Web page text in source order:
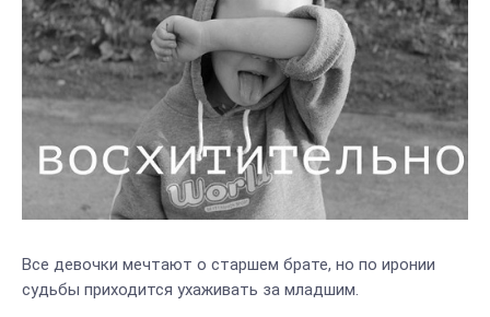
Все девочки мечтают о старшем брате, но по иронии
судьбы приходится ухаживать за младшим.